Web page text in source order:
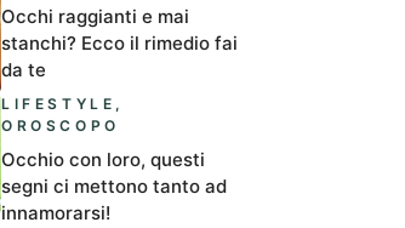
Occhi raggianti e mai
stanchi? Ecco il rimedio fai
da te
LIFESTYLE ,
OROSCOPO
Occhio con loro, questi
segni ci mettono tanto ad
innamorarsi!